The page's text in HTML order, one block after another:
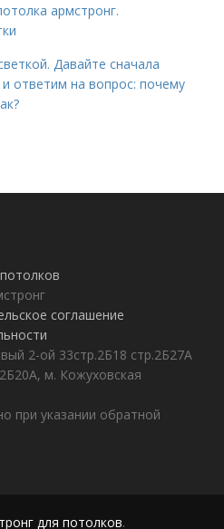
армстронг.
Давайте сначала
ответим на вопрос: почему
соглашение
2-ой 33стр.2Б18 стр.2Б27А
м. Кожуховская
при указании обратной
для потолков.